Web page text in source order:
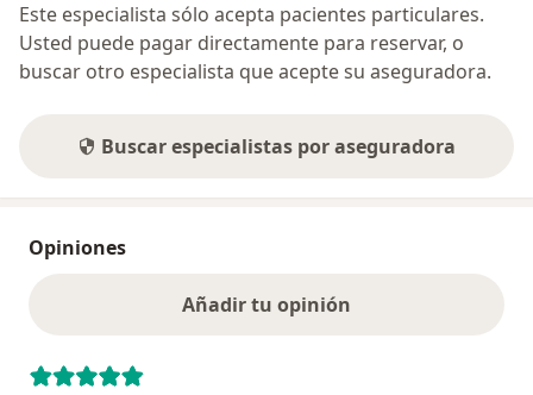
Este especialista sólo acepta pacientes particulares.
Usted puede pagar directamente para reservar, o
buscar otro especialista que acepte su aseguradora.
Buscar especialistas por aseguradora
Opiniones
Añadir tu opinión